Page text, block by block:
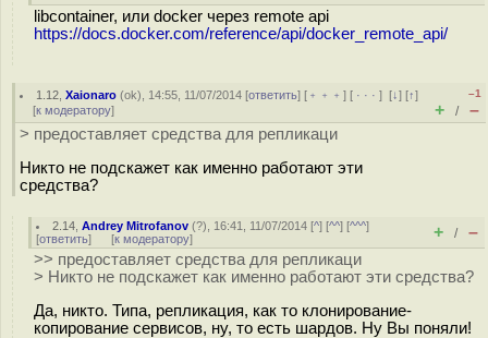
libcontainer, или docker через remote api
https://docs.docker.com/reference/api/docker_remote_api/
1.12 ,Xaionaro (ok), 14:55, 11/07/2014 [ответить] [ ﹢﹢﹢] [ · · ·][↓] [↑]
[к модератору]
–1
+ / –
> предоставляет средства для репликаци
Никто не подскажет как именно работают эти
средства?
2.14 ,Andrey Mitrofanov (?), 16:41, 11/07/2014 [^] [^^] [^^^]
[ответить] [к модератору] + / –
>> предоставляет средства для репликаци
> Никто не подскажет как именно работают эти средства?
Да, никто. Типа, репликация, как то клонирование-
копирование сервисов, ну, то есть шардов. Ну Вы поняли!